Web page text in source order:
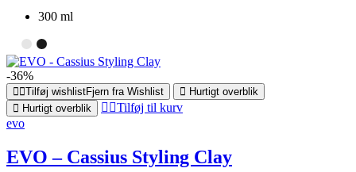
300 ml
-36%
Tilføj wishlistFjern fra Wishlist
Hurtigt overblik
Hurtigt overblik
Tilføj til kurv
evo
EVO – Cassius Styling Clay